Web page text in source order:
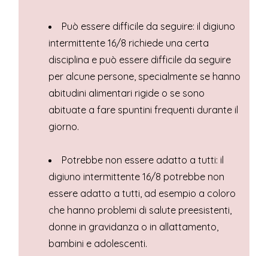
Può essere difficile da seguire: il digiuno
intermittente 16/8 richiede una certa
disciplina e può essere difficile da seguire
per alcune persone, specialmente se hanno
abitudini alimentari rigide o se sono
abituate a fare spuntini frequenti durante il
giorno.
Potrebbe non essere adatto a tutti: il
digiuno intermittente 16/8 potrebbe non
essere adatto a tutti, ad esempio a coloro
che hanno problemi di salute preesistenti,
donne in gravidanza o in allattamento,
bambini e adolescenti.